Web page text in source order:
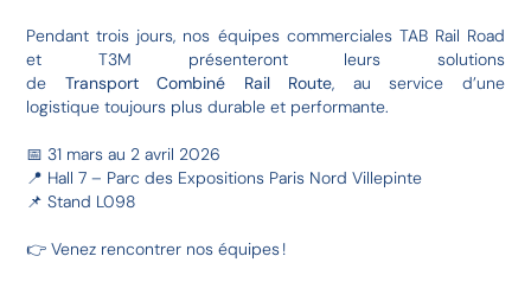
Pendant trois jours, nos équipes commerciales TAB Rail Road
et T3M présenteront leurs solutions
de Transport Combiné Rail Route, au service d’une
logistique toujours plus durable et performante.
📅 31 mars au 2 avril 2026
📍 Hall 7 – Parc des Expositions Paris Nord Villepinte
📌 Stand L098
👉 Venez rencontrer nos équipes !